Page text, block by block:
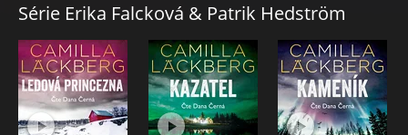
Život mladé dívky je zcela očividně v ohrožení. Ale původní
podezřelý z dvacet let starých únosů spáchal před lety
sebevraždu. Snaží se snad někdo napodobit jeho zločin?
Kazatel je druhou knihou ze série o Erice Falckové a Patriku
Hedströmovi.
Série Erika Falcková & Patrik Hedström